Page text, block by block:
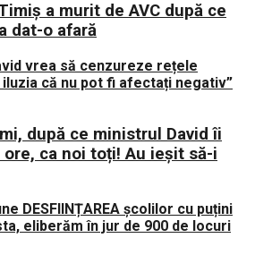
a murit de AVC după ce
dat-o afară
după ce ministrul David îi
ca noi toți! Au ieșit să-i